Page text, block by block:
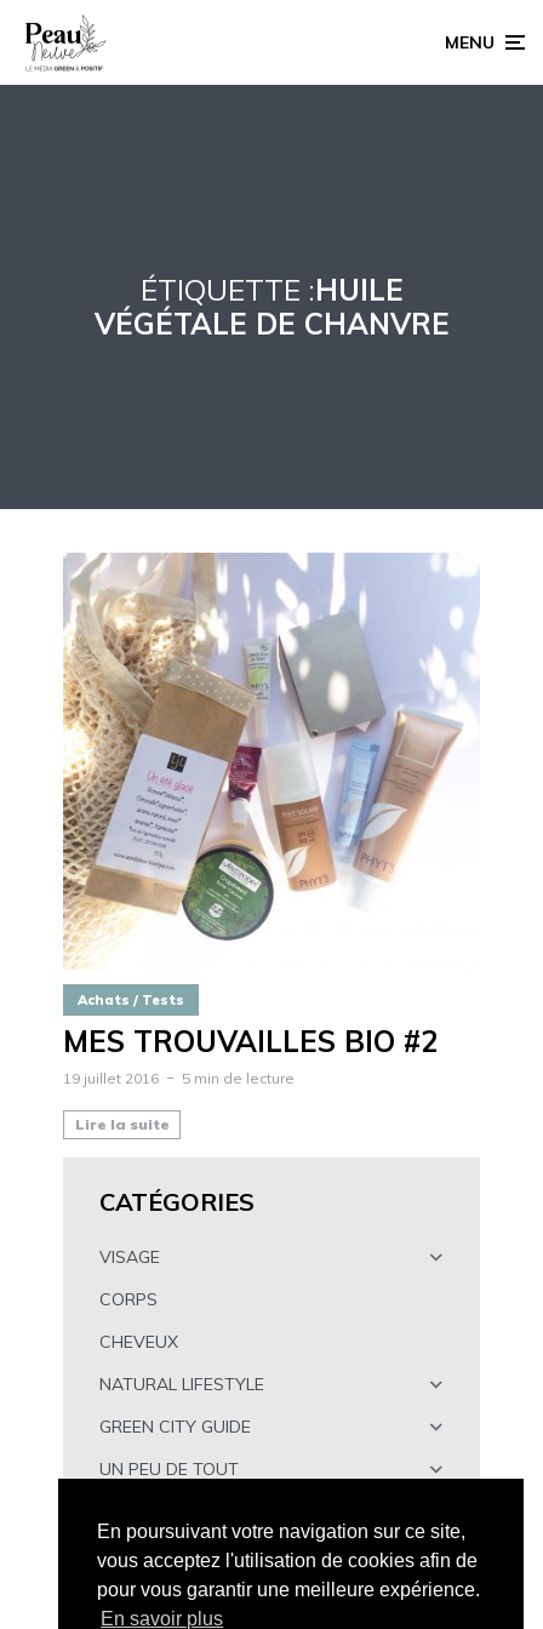
MENU
ÉTIQUETTE :HUILE
VÉGÉTALE DE CHANVRE
Achats / Tests
MES TROUVAILLES BIO #2
19 juillet 2016 5 min de lecture
Lire la suite
CATÉGORIES
VISAGE
CORPS
CHEVEUX
NATURAL LIFESTYLE
GREEN CITY GUIDE
UN PEU DE TOUT
En poursuivant votre navigation sur ce site,
vous acceptez l'utilisation de cookies afin de
pour vous garantir une meilleure expérience.
En savoir plus